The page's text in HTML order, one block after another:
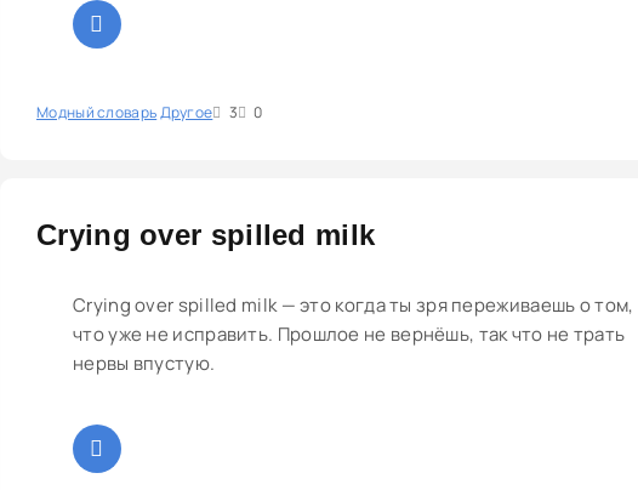
Модный словарьДругое 3 0
1 2 3 4 5
Сrying over spilled milk
Сrying over spilled milk — это когда ты зря переживаешь о том,
что уже не исправить. Прошлое не вернёшь, так что не трать
нервы впустую.